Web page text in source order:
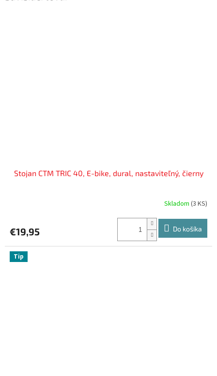
Stojan CTM TRIC 40, E-bike, dural, nastaviteľný, čierny
Skladom (3 KS)
€19,95 Do košíka
Tip